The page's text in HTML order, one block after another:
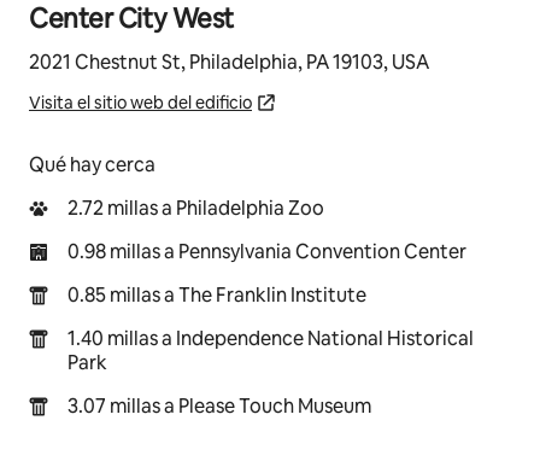
Center City West
2021 Chestnut St, Philadelphia, PA 19103, USA
Visita el sitio web del edificio
Qué hay cerca
2.72 millas a Philadelphia Zoo
0.98 millas a Pennsylvania Convention Center
0.85 millas a The Franklin Institute
1.40 millas a Independence National Historical
Park
3.07 millas a Please Touch Museum